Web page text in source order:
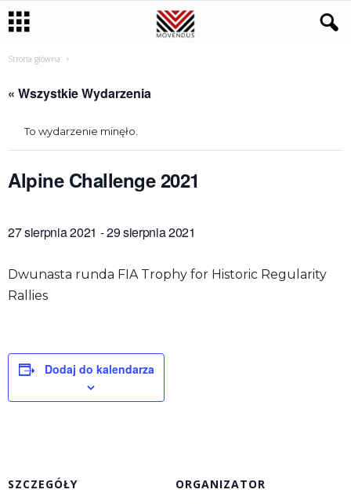
Strona główna
« Wszystkie Wydarzenia
To wydarzenie minęło.
Alpine Challenge 2021
27 sierpnia 2021 -29 sierpnia 2021
Dwunasta runda FIA Trophy for Historic Regularity
Rallies
Dodaj do kalendarza
SZCZEGÓŁY ORGANIZATOR